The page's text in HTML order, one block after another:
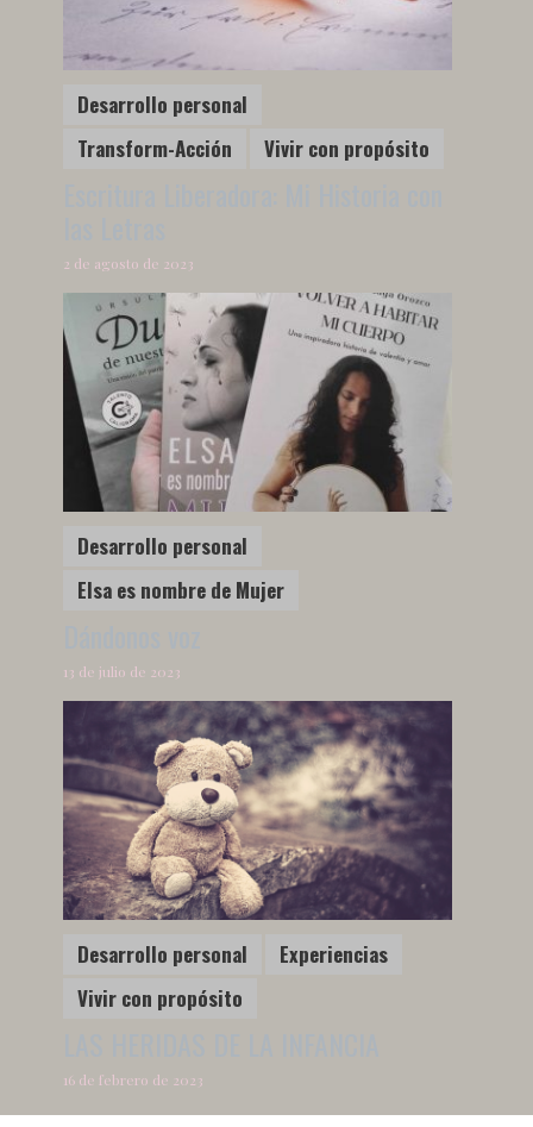
Desarrollo personal
Transform-Acción
Vivir con propósito
2 de agosto de 2023
Desarrollo personal
Elsa es nombre de Mujer
13 de julio de 2023
Desarrollo personal
Experiencias
Vivir con propósito
16 de febrero de 2023